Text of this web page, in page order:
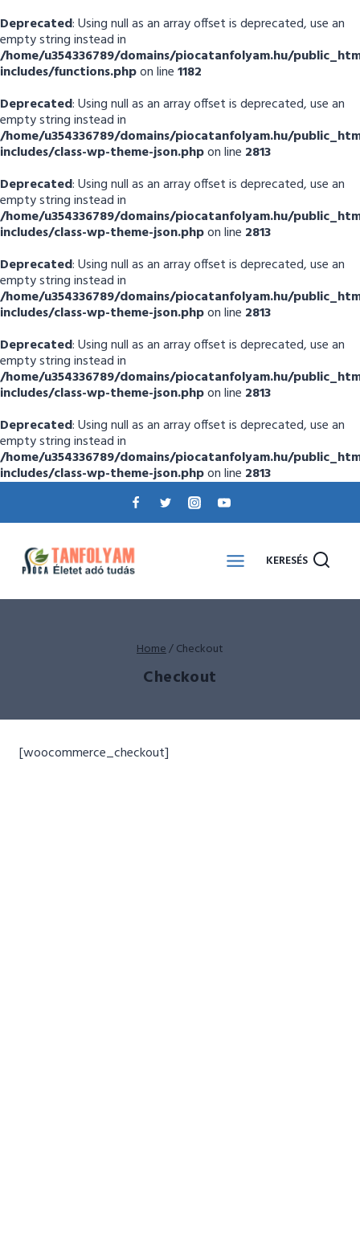
Deprecated: Using null as an array offset is deprecated, use an
empty string instead in
/home/u354336789/domains/piocatanfolyam.hu/
includes/functions.phpon line1182
Deprecated: Using null as an array offset is deprecated, use an
empty string instead in
/home/u354336789/domains/piocatanfolyam.hu/
includes/class-wp-theme-json.phpon line 2813
Deprecated: Using null as an array offset is deprecated, use an
empty string instead in
/home/u354336789/domains/piocatanfolyam.hu/
includes/class-wp-theme-json.phpon line 2813
Deprecated: Using null as an array offset is deprecated, use an
empty string instead in
/home/u354336789/domains/piocatanfolyam.hu/
includes/class-wp-theme-json.phpon line 2813
Deprecated: Using null as an array offset is deprecated, use an
empty string instead in
/home/u354336789/domains/piocatanfolyam.hu/
includes/class-wp-theme-json.phpon line 2813
Deprecated: Using null as an array offset is deprecated, use an
empty string instead in
/home/u354336789/domains/piocatanfolyam.hu/
includes/class-wp-theme-json.phpon line 2813
KERESÉS
Home/Checkout
Checkout
[woocommerce_checkout]